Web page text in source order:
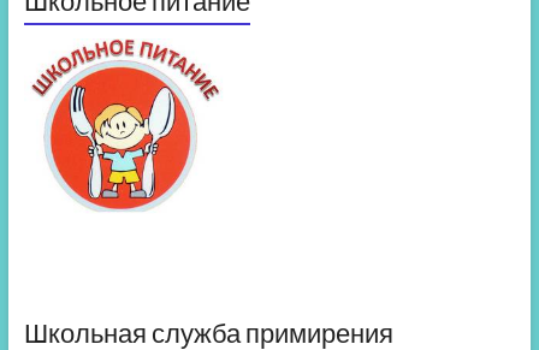
Школьная служба примирения